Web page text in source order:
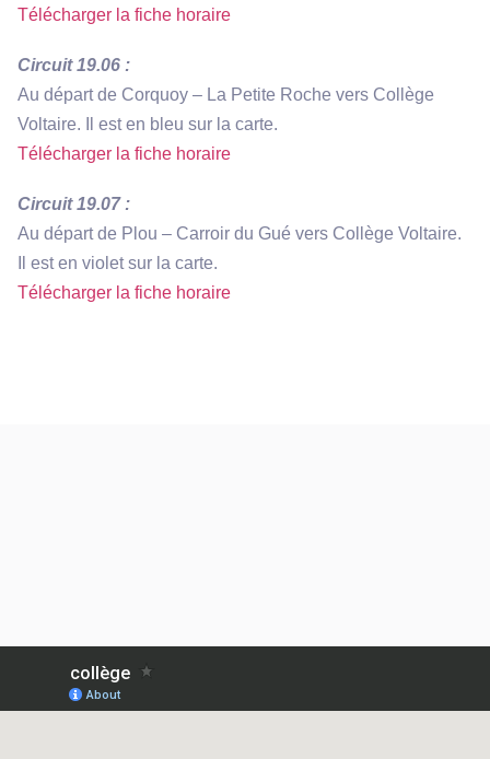
Télécharger la fiche horaire
Circuit 19.06 :
Au départ de Corquoy – La Petite Roche vers Collège
Voltaire. Il est en bleu sur la carte.
Télécharger la fiche horaire
Circuit 19.07 :
Au départ de Plou – Carroir du Gué vers Collège Voltaire.
Il est en violet sur la carte.
Télécharger la fiche horaire